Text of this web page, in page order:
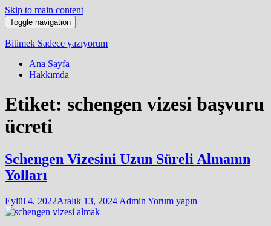
Skip to main content
Toggle navigation
Bitimek Sadece yazıyorum
Ana Sayfa
Hakkımda
Etiket: schengen vizesi başvuru
ücreti
Schengen Vizesini Uzun Süreli Almanın
Yolları
Eylül 4, 2022Aralık 13, 2024 Admin Yorum yapın